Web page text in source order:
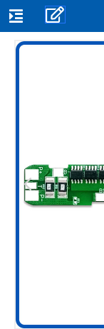
跳
至